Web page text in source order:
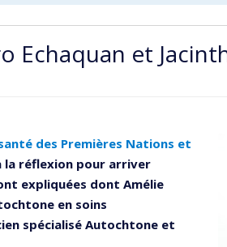
Echaquan et
des Premières Nations et
la réflexion pour arriver
expliquées dont Amélie
en soins
spécialisé Autochtone et